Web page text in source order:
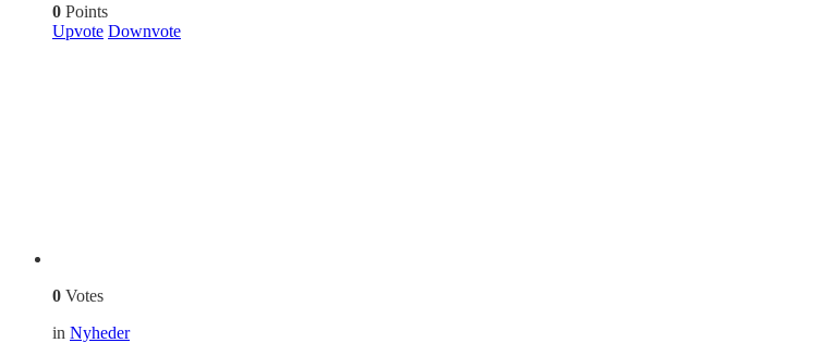
0 Points
Upvote Downvote
0 Votes
in Nyheder